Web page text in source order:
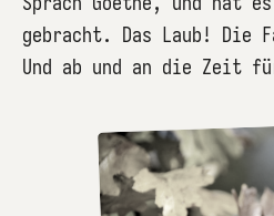
gebracht. Das Laub! Die
Und ab und an die Zeit